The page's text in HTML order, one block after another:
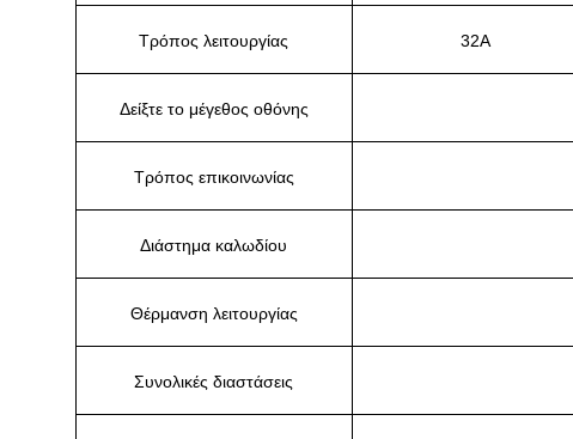
Τρόπος λειτουργίας 32Α
Δείξτε το μέγεθος οθόνης
Τρόπος επικοινωνίας
Διάστημα καλωδίου
Θέρμανση λειτουργίας
Συνολικές διαστάσεις